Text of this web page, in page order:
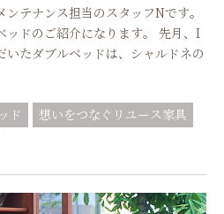
テナンス担当のスタッフNです。
ッドのご紹介になります。 先月、I
いたダブルベッドは、シャルドネの
ド
想いをつなぐリユース家具